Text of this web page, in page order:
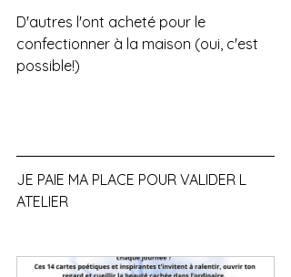
D'autres l'ont acheté pour le
confectionner à la maison (oui, c'est
possible!)
JE PAIE MA PLACE POUR VALIDER L
ATELIER